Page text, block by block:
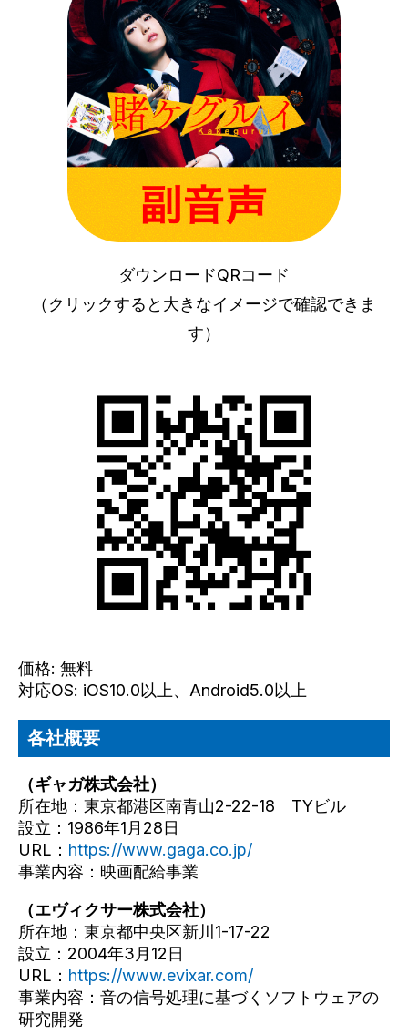
ダウンロードQRコード
（クリックすると大きなイメージで確認できま
す）
価格: 無料
対応OS: iOS10.0以上、Android5.0以上
各社概要
（ギャガ株式会社）
所在地：東京都港区南青山2-22-18 TYビル
設立：1986年1月28日
URL： https://www.gaga.co.jp/
事業内容：映画配給事業
（エヴィクサー株式会社）
所在地：東京都中央区新川1-17-22
設立：2004年3月12日
URL： https://www.evixar.com/
事業内容：音の信号処理に基づくソフトウェアの
研究開発